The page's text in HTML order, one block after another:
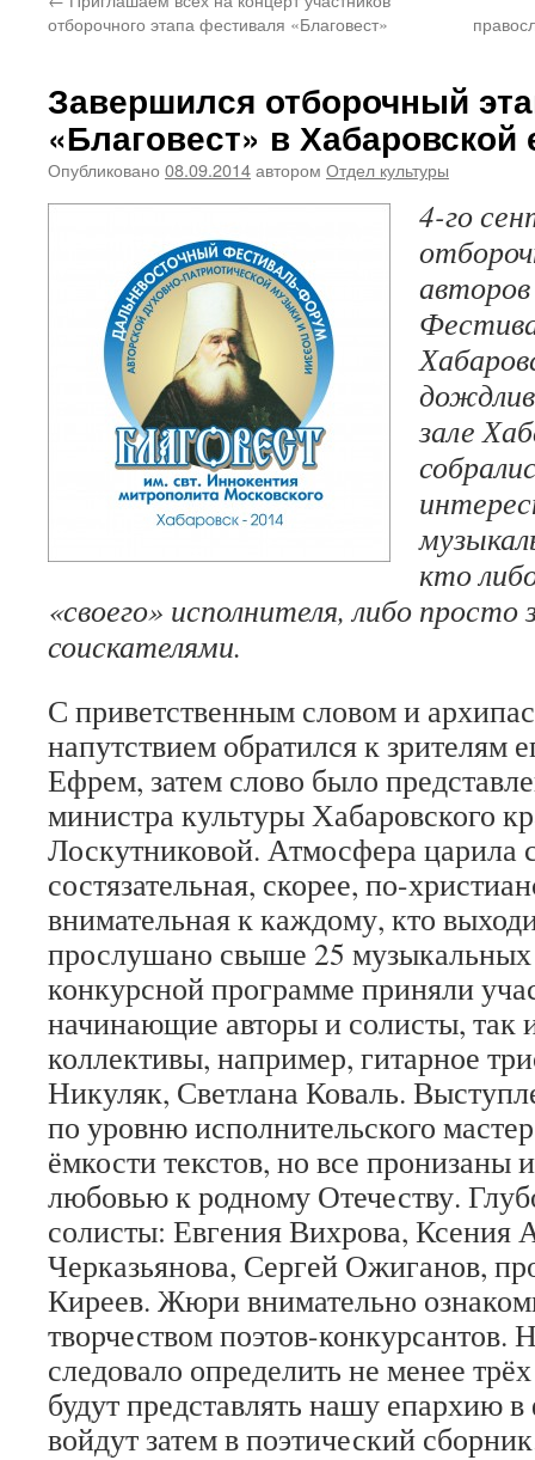
отборочного этапа фестиваля «Благовест»
Завершился отборочный
«Благовест» в Хабаровской
Опубликовано 08.09.2014автором Отдел культуры
4-го
зале
кто
«своего» исполнителя, либо просто
соискателями.
С приветственным словом и
напутствием обратился к зрителям
Ефрем, затем слово было
министра культуры Хабаровского
Лоскутниковой. Атмосфера царила
состязательная, скорее, по-
внимательная к каждому, кто
прослушано свыше 25
конкурсной программе приняли
начинающие авторы и солисты, так
коллективы, например, гитарное
Никуляк, Светлана Коваль.
по уровню исполнительского
ёмкости текстов, но все пронизаны
любовью к родному Отечеству.
солисты: Евгения Вихрова, Ксения
Черказьянова, Сергей Ожиганов,
Киреев. Жюри внимательно
творчеством поэтов-конкурсантов.
следовало определить не менее
будут представлять нашу епархию
войдут затем в поэтический